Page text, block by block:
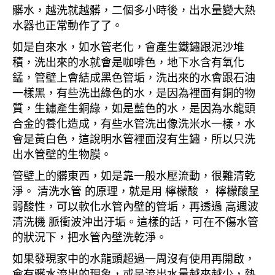
髒水，越洗就越髒，二個多小時後，出水量變大熱
水器也正常動作了了。
如是自來水，如水管老化，會產生鐵鏽跟泥沙堆
積，洗出來的水就會是咖啡色，地下水含有氧化
錳，管壁上會結成黑色管垢，洗出來的水會跟石油
一樣黑，有些洗出綠色的水，是因為裡面有銅的物
質，生鏽產生銅綠，如是藍色的水，是因為水龍頭
合金的養化造成，有些水管洗出像洗米水一樣，水
會是黃白色，這說明水管裡面沒有生鏽，所以只洗
出水管壁的生物膜。
管壁上的髒東西，如是靠一般水壓流動，很難清乾
淨。 清洗水管 的原理，就是用 檸檬酸 ， 檸檬酸呈
弱酸性，可以軟化水管內壁的管垢，再透過 高週波
清洗機 脈衝波沖出汙垢。這樣的話，可在不傷水管
的狀況下，把水管內壁洗乾淨。
如果發現家中的水龍頭超過一周沒有使用再開啟，